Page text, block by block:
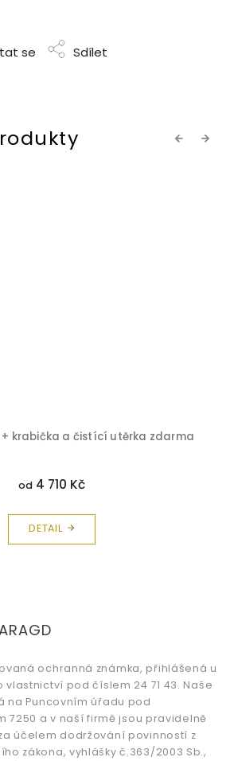
se Sdílet
Previous
+ krabička a čistící utěrka zdarma
od 4 710 Kč
DETAIL
Next
ochranná známka, přihlášená u
vlastnictví pod číslem 24 71 43. Naše
na Puncovním úřadu pod
7250 a v naší firmě jsou pravidelně
účelem dodržování povinností z
zákona, vyhlášky č.363/2003 Sb.,